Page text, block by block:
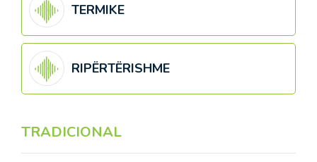
TERMIKE
RIPËRTËRISHME
TRADICIONAL